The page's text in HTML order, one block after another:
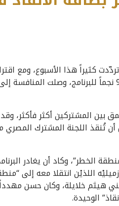
كثيراً هذا الأسبوع، ومع
من ضمن المشتركين المتأهّلين الـ 9 نجماً
بين المشتركين أكثر فأكثر،
تُنقذ اللجنة المشترك
الخطر”، وكاد أن يغادر
اللذيْن انتقلا معه إلى
هيثم خلايلة، وكان حسن مهدداً
الوحيدة.